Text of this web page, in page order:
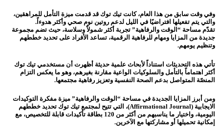
وفي وقت سابق من هذا العام، كانت تيك توك قد قدمت ميزة التأمل للمراهقين،
والتي يتم تفعيلها افتراضيًا في الليل لدعم روتين نوم صحي وأكثر هدوءاً.
تقدّم مساحة “الوقت والرفاهية” تجربة أكثر شمولاً وسلاسة، حيث تضم مجموعة
جديدة من المزايا ومهام للرفاهية الرقمية، تساعد الأفراد على تحديد خططهم
وتنظيم يومهم.
تأتي هذه التحديثات استناداً لأبحاث علمية حديثة أظهرت أن مستخدمي تيك توك
أكثر اهتماماً بالتأمل والسلوكيات الواعية مقارنة بغيرهم، وهو ما يعكس التزام
المنصّة المتواصل بدعم الصحة النفسية وتعزيز رفاهية مجتمعها.
ومن أبرز المزايا الجديدة في مساحة “الوقت والرفاهية” ميزة مفكرة التوكيدات
الايجابية (Affirmational Journal)، التي تتيح لمجتمع تيك توك تحديد خططهم
اليومية، واختيار ما يناسبهم من أكثر من 120 بطاقة تأكيدات قابلة للتخصيص، مع
إمكانية تحميلها أو مشاركتها مع الآخرين.